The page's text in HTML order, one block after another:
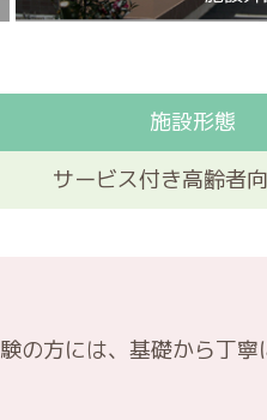
施設形態
サービス付き高齢者
の方には、基礎から丁寧